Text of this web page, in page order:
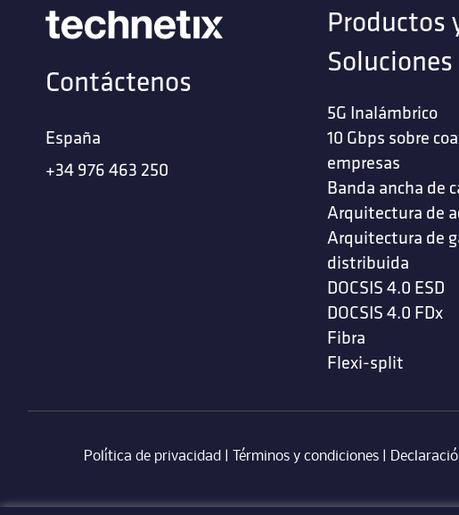
Contáctenos
España
+34 976 463 250
Productos
Soluciones
5G Inalámbrico
10 Gbps sobre
empresas
Banda ancha de
Arquitectura de
Arquitectura de
distribuida
DOCSIS 4.0 ESD
DOCSIS 4.0 FDx
Fibra
Flexi-split
Política de privacidad Términos y condiciones| ‎